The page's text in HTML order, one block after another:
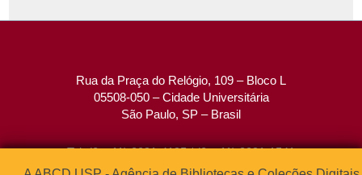
Rua da Praça do Relógio, 109 – Bloco L
05508-050 – Cidade Universitária
São Paulo, SP – Brasil
Tel: (0xx11) 3091-4195 / (0xx11) 3091-1541
Fax: (0xx11) 3091-1567